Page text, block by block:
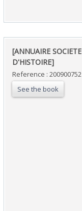
‎[ANNUAIRE SOCIETE
D'HISTOIRE]‎
Reference : 200900752
See the book